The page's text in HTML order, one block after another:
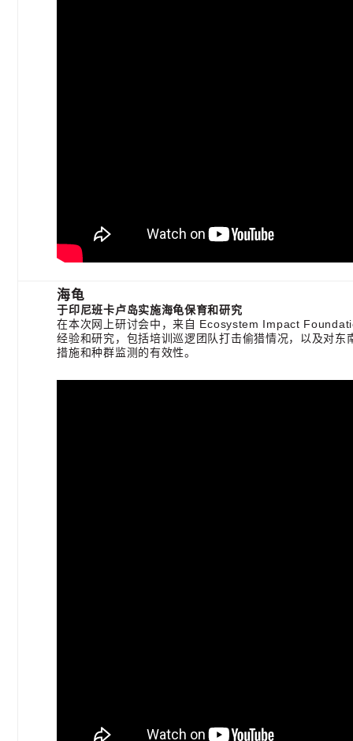
海龟
于印尼班卡卢岛实施海龟保育和研究
在本次网上研讨会中，来自 Ecosystem Impact
经验和研究，包括培训巡逻团队打击偷猎情况，以及对
措施和种群监测的有效性。